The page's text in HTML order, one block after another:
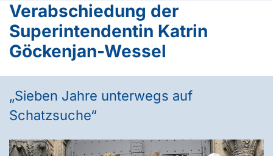
Verabschiedung der
Superintendentin Katrin
Göckenjan-Wessel
„Sieben Jahre unterwegs auf
Schatzsuche“